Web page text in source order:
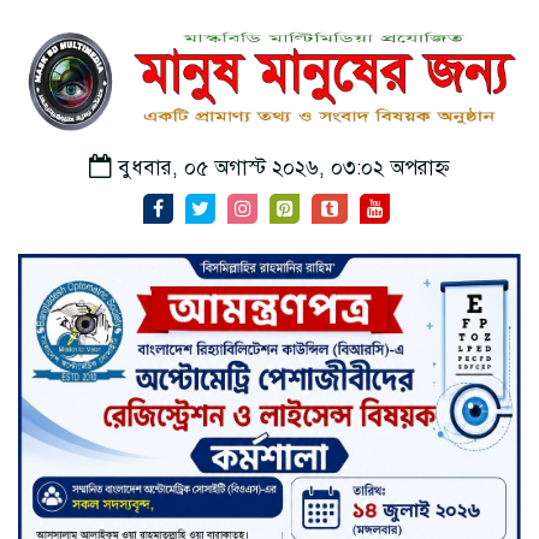
বুধবার, ০৫ অগাস্ট ২০২৬, ০৩:০২ অপরাহ্ন